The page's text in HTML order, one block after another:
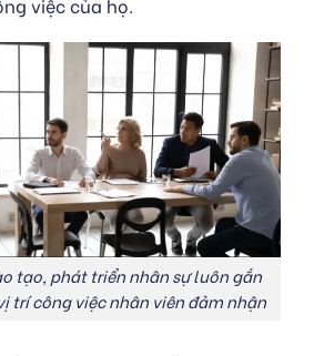
tạo, phát triển nhân sự luôn gắn
trí công việc nhân viên đảm nhận